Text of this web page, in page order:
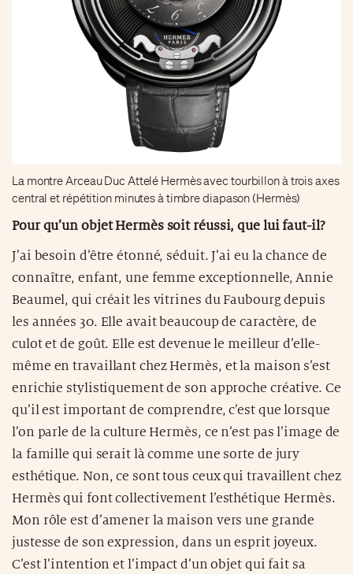
La montre Arceau Duc Attelé Hermès avec tourbillon à trois axes
central et répétition minutes à timbre diapason (Hermès)
Pour qu’un objet Hermès soit réussi, que lui faut-il?
J’ai besoin d’être étonné, séduit. J’ai eu la chance de
connaître, enfant, une femme exceptionnelle, Annie
Beaumel, qui créait les vitrines du Faubourg depuis
les années 30. Elle avait beaucoup de caractère, de
culot et de goût. Elle est devenue le meilleur d’elle-
même en travaillant chez Hermès, et la maison s’est
enrichie stylistiquement de son approche créative. Ce
qu’il est important de comprendre, c’est que lorsque
l’on parle de la culture Hermès, ce n’est pas l’image de
la famille qui serait là comme une sorte de jury
esthétique. Non, ce sont tous ceux qui travaillent chez
Hermès qui font collectivement l’esthétique Hermès.
Mon rôle est d’amener la maison vers une grande
justesse de son expression, dans un esprit joyeux.
C’est l’intention et l’impact d’un objet qui fait sa